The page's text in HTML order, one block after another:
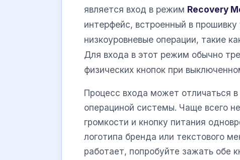
является вход в режим Recovery
интерфейс, встроенный в
низкоуровневые операции, такие
Для входа в этот режим обычно
физических кнопок при
Процесс входа может отличаться
операциной системы. Чаще всего
громкости и кнопку питания
логотипа бренда или текстового
работает, попробуйте зажать обе